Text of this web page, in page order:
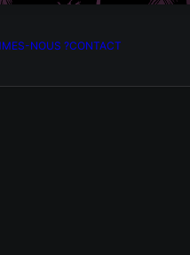
NOUS ?CONTACT